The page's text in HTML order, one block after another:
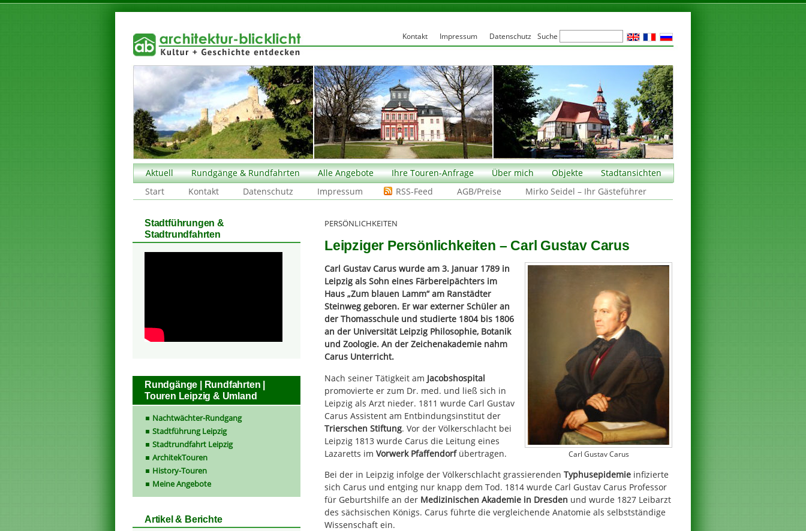
Aktuell Rundgänge & Rundfahrten Alle Angebote Ihre Touren-Anfrage Über mich Objekte
Stadtansichten
Start
Kontakt Datenschutz Impressum RSS-Feed AGB/Preise Mirko Seidel – Ihr Gästeführer
PERSÖNLICHKEITEN
Leipziger Persönlichkeiten – Carl Gustav Carus
Carl Gustav Carus
Carl Gustav Carus wurde am 3. Januar 1789 in
Leipzig als Sohn eines Färbereipächters im
Haus „Zum blauen Lamm“ am Ranstädter
Steinweg geboren. Er war externer Schüler an
der Thomasschule und studierte 1804 bis 1806
an der Universität Leipzig Philosophie, Botanik
und Zoologie. An der Zeichenakademie nahm
Carus Unterricht.
Nach seiner Tätigkeit am Jacobshospital
promovierte er zum Dr. med. und ließ sich in
Leipzig als Arzt nieder. 1811 wurde Carl Gustav
Carus Assistent am Entbindungsinstitut der
Trierschen Stiftung. Vor der Völkerschlacht bei
Leipzig 1813 wurde Carus die Leitung eines
Lazaretts im Vorwerk Pfaffendorfübertragen.
Bei der in Leipzig infolge der Völkerschlacht grassierenden Typhusepidemie infizierte
sich Carus und entging nur knapp dem Tod. 1814 wurde Carl Gustav Carus Professor
für Geburtshilfe an der Medizinischen Akademie in Dresden und wurde 1827 Leibarzt
des sächsischen Königs. Carus führte die vergleichende Anatomie als selbstständige
Wissenschaft ein.
Stadtführungen &
Stadtrundfahrten
Rundgänge | Rundfahrten |
Touren Leipzig & Umland
Nachtwächter-Rundgang
Stadtführung Leipzig
Stadtrundfahrt Leipzig
ArchitekTouren
History-Touren
Meine Angebote
Artikel & Berichte
Kontakt Impressum Datenschutz Suche